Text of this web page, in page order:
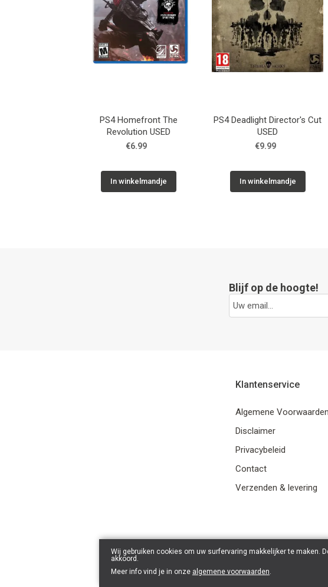
PS4 Homefront The
Revolution USED
€6.99
In winkelmandje
PS4 Deadlight Director's Cut
USED
€9.99
In winkelmandje
Blijf op de hoogte!
Klantenservice
Algemene Voorwaarden
Disclaimer
Privacybeleid
Contact
Verzenden & levering
Wij gebruiken cookies om uw surfervaring makkelijker te maken.
akkoord.
Meer info vind je in onze algemene voorwaarden.